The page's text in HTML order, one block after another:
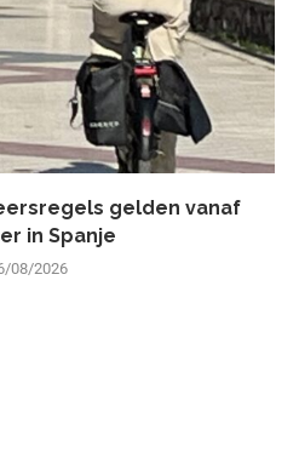
gelden vanaf
in Spanje
08/2026